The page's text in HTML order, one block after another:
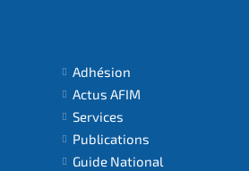
Adhésion
Actus AFIM
Services
Publications
Guide National